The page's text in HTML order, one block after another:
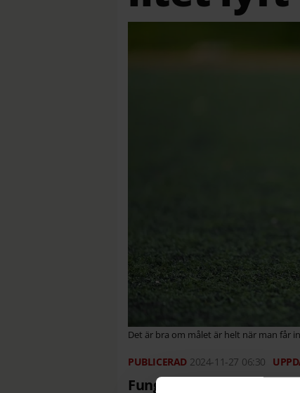
Det är bra om målet är helt när man får
2024-11-27 06:30
Fungerande belysning